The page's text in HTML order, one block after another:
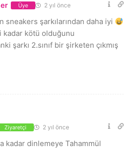
Üye 2 yıl önce
sneakers şarkılarından daha iyi
kötü olduğunu
şarkı 2.sınıf bir şirketen çıkmış
Ziyaretçi 2 yıl önce
kadar dinlemeye Tahammül